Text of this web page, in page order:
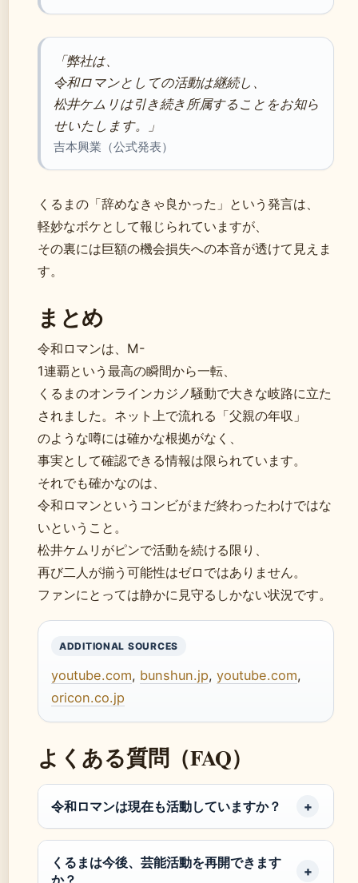
「弊社は、
令和ロマンとしての活動は継続し、
松井ケムリは引き続き所属することをお知ら
せいたします。」
吉本興業（公式発表）
くるまの「辞めなきゃ良かった」という発言は、
軽妙なボケとして報じられていますが、
その裏には巨額の機会損失への本音が透けて見えま
す。
まとめ
令和ロマンは、M-
1連覇という最高の瞬間から一転、
くるまのオンラインカジノ騒動で大きな岐路に立た
されました。ネット上で流れる「父親の年収」
のような噂には確かな根拠がなく、
事実として確認できる情報は限られています。
それでも確かなのは、
令和ロマンというコンビがまだ終わったわけではな
いということ。
松井ケムリがピンで活動を続ける限り、
再び二人が揃う可能性はゼロではありません。
ファンにとっては静かに見守るしかない状況です。
ADDITIONAL SOURCES
youtube.com, bunshun.jp, youtube.com,
oricon.co.jp
よくある質問（FAQ）
令和ロマンは現在も活動していますか？
くるまは今後、芸能活動を再開できます